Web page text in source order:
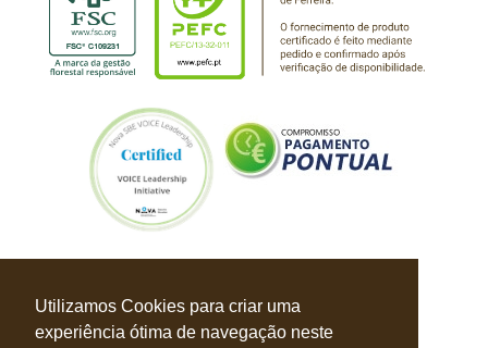
Utilizamos Cookies para criar uma
experiência ótima de navegação neste